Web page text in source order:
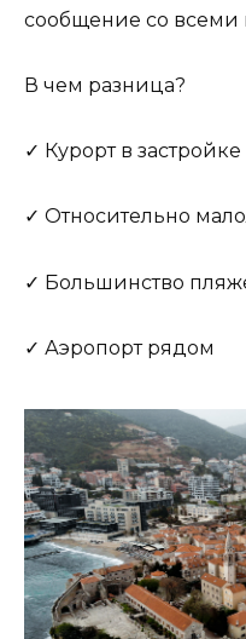
сообщение со всеми
В чем разница?
✓ Курорт в застройке
✓ Относительно
✓ Большинство
✓ Аэропорт рядом